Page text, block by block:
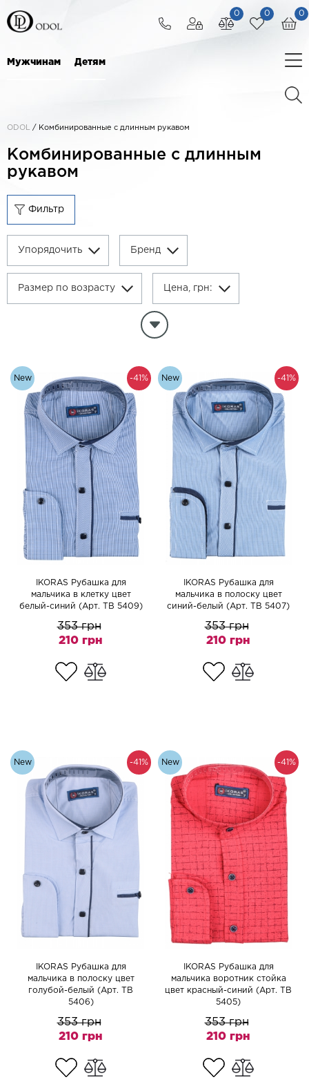
0
0
0
Мужчинам Детям
ODOL / Комбинированные с длинным рукавом
Комбинированные с длинным
рукавом
Фильтр
Упорядочить Бренд
Размер по возрасту Цена, грн:
Очитистить параметры фильтра
-41%
New
IKORAS Рубашка для
мальчика в клетку цвет
белый-синий (Арт. TB 5409)
353 грн
210 грн
-41%
New
IKORAS Рубашка для
мальчика в полоску цвет
синий-белый (Арт. TB 5407)
353 грн
210 грн
-41%
New
IKORAS Рубашка для
мальчика в полоску цвет
голубой-белый (Арт. TB
5406)
353 грн
210 грн
-41%
New
IKORAS Рубашка для
мальчика воротник стойка
цвет красный-синий (Арт. TB
5405)
353 грн
210 грн